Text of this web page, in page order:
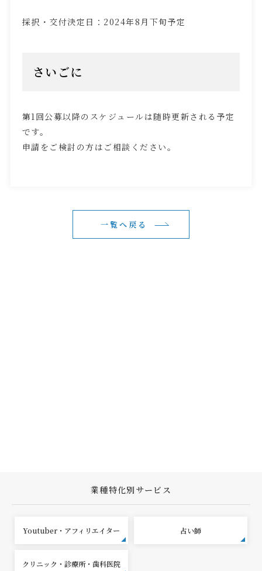
採択・交付決定日： 2024年8 月下旬予定
さいごに
第1回公募以降のスケジュールは随時更新される予定
です。
申請をご検討の方はご相談ください。
一覧へ戻る
業種特化別サービス
Youtuber・アフィリエイター 占い師
クリニック・診療所・歯科医院